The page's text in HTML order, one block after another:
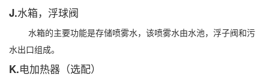
J.水箱，浮球阀
水箱的主要功能是存储喷雾水，该喷雾水由水池，浮子阀和污
水出口组成。
K.电加热器（选配）